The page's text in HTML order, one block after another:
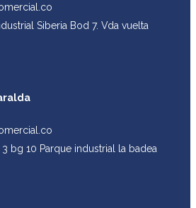
Siberia Bod 7. Vda vuelta
bg 10 Parque industrial la badea